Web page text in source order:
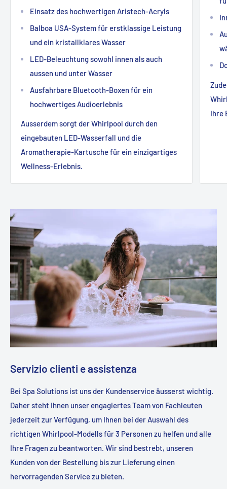
Einsatz des hochwertigen Aristech-Acryls
Balboa USA-System für erstklassige Leistung
und ein kristallklares Wasser
LED-Beleuchtung sowohl innen als auch
aussen und unter Wasser
Ausfahrbare Bluetooth-Boxen für ein
hochwertiges Audioerlebnis
Ausserdem sorgt der Whirlpool durch den
eingebauten LED-Wasserfall und die
Aromatherapie-Kartusche für ein einzigartiges
Wellness-Erlebnis.
Ihre
Servizio clienti e assistenza
Bei Spa Solutions ist uns der Kundenservice äusserst wichtig.
Daher steht Ihnen unser engagiertes Team von Fachleuten
jederzeit zur Verfügung, um Ihnen bei der Auswahl des
richtigen Whirlpool-Modells für 3 Personen zu helfen und alle
Ihre Fragen zu beantworten. Wir sind bestrebt, unseren
Kunden von der Bestellung bis zur Lieferung einen
hervorragenden Service zu bieten.